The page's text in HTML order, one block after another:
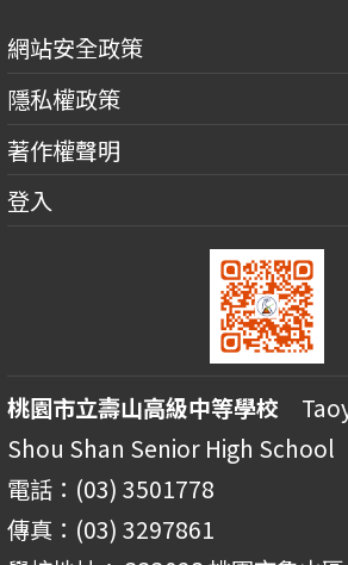
網站安全政策
隱私權政策
著作權聲明
登入
桃園市立壽山高級中等學校
Shou Shan Senior High School
電話：(03) 3501778
傳真：(03) 3297861